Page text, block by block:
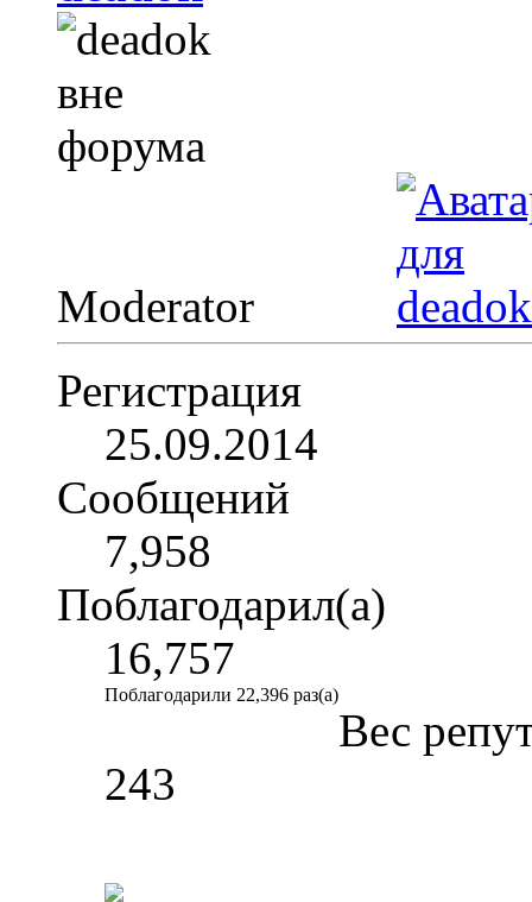
Moderator
Регистрация
25.09.2014
Сообщений
7,958
Поблагодарил(а)
16,757
Поблагодарили 22,396 раз(а)
Вес
243